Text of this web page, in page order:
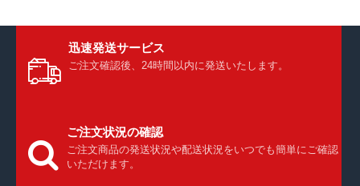
迅速発送サービス
ご注文確認後、24時間以内に発送いたします。
ご注文状況の確認
ご注文商品の発送状況や配送状況をいつでも簡単にご確認
いただけます。